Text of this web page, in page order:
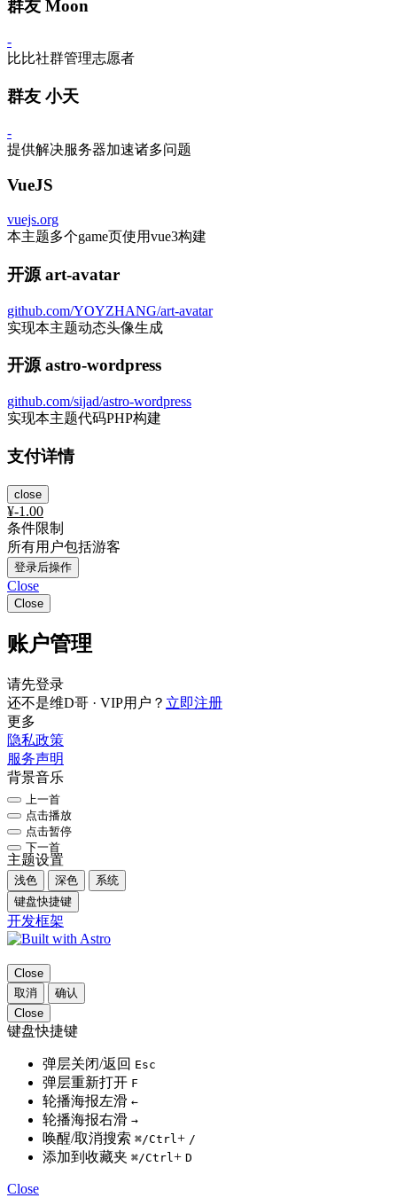
群友 Moon
-
比比社群管理志愿者
群友 小天
-
提供解决服务器加速诸多问题
VueJS
vuejs.org
本主题多个game页使用vue3构建
开源 art-avatar
github.com/YOYZHANG/art-avatar
实现本主题动态头像生成
开源 astro-wordpress
github.com/sijad/astro-wordpress
实现本主题代码PHP构建
支付详情
close
¥-1.00
条件限制
所有用户包括游客
登录后操作
Close
Close
账户管理
请先登录
还不是维D哥 · VIP用户？ 立即注册
更多
隐私政策
服务声明
背景音乐
上一首
点击播放
点击暂停
下一首
主题设置
浅色 深色
系统
键盘快捷键
开发框架
Close
取消
确认
Close
键盘快捷键
弹层关闭/返回 Esc
弹层重新打开 F
轮播海报左滑 ←
轮播海报右滑 →
唤醒/取消搜索 ⌘/Ctrl+ /
添加到收藏夹 ⌘/Ctrl+ D
Close